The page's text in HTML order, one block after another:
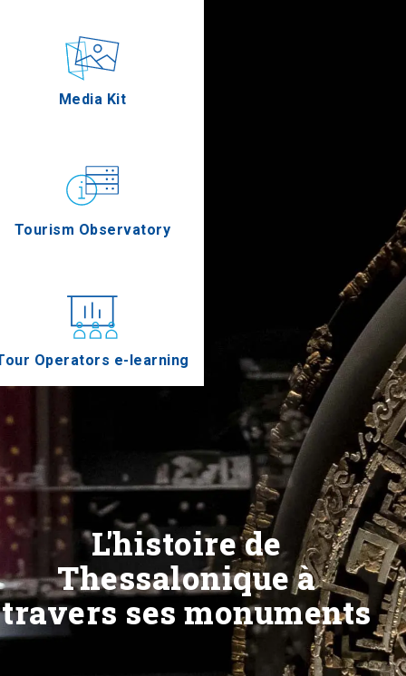
Media Kit
Tourism Observatory
Operators e-learning
L'histoire de
Thessalonique à
travers ses monuments